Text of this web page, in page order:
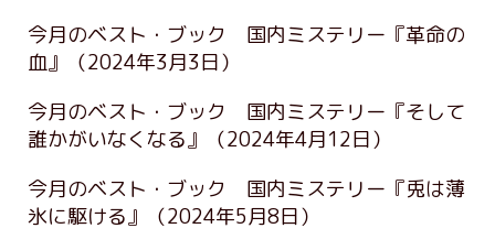
今月のベスト・ブック 国内ミステリー『革命の
血』
（2024年3月3日）
今月のベスト・ブック 国内ミステリー『そして
誰かがいなくなる』
（2024年4月12日）
今月のベスト・ブック 国内ミステリー『兎は薄
氷に駆ける』
（2024年5月8日）